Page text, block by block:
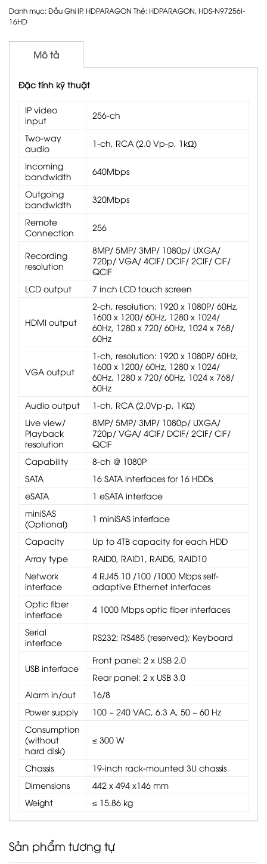
Danh mục:Đầu Ghi IP, HDPARAGON Thẻ:HDPARAGON, HDS-N97256I-
16HD
Mô tả
Đặc tính kỹ thuật
IP video
input
256-ch
Two-way
audio
1-ch, RCA (2.0 Vp-p, 1kΩ)
Incoming
bandwidth
640Mbps
Outgoing
bandwidth
320Mbps
Remote
Connection
256
Recording
resolution
8MP/ 5MP/ 3MP/ 1080p/ UXGA/
720p/ VGA/ 4CIF/ DCIF/ 2CIF/ CIF/
QCIF
LCD output
7 inch LCD touch screen
HDMI output
2-ch, resolution: 1920 x 1080P/ 60Hz,
1600 x 1200/ 60Hz, 1280 x 1024/
60Hz, 1280 x 720/ 60Hz, 1024 x 768/
60Hz
VGA output
1-ch, resolution: 1920 x 1080P/ 60Hz,
1600 x 1200/ 60Hz, 1280 x 1024/
60Hz, 1280 x 720/ 60Hz, 1024 x 768/
60Hz
Audio output
1-ch, RCA (2.0Vp-p, 1KΩ)
Live view/
Playback
resolution
8MP/ 5MP/ 3MP/ 1080p/ UXGA/
720p/ VGA/ 4CIF/ DCIF/ 2CIF/ CIF/
QCIF
Capability
8-ch @ 1080P
SATA
16 SATA interfaces for 16 HDDs
eSATA
1 eSATA interface
miniSAS
(Optional)
1 miniSAS interface
Capacity
Up to 4TB capacity for each HDD
Array type
RAID0, RAID1, RAID5, RAID10
Network
interface
4 RJ45 10 /100 /1000 Mbps self-
adaptive Ethernet interfaces
Optic fiber
interface
4 1000 Mbps optic fiber interfaces
Serial
interface
RS232; RS485 (reserved); Keyboard
USB interface
Front panel: 2 x USB 2.0
Rear panel: 2 x USB 3.0
Alarm in/out
16/8
Power supply
100 ~ 240 VAC, 6.3 A, 50 ~ 60 Hz
Consumption
(without
hard disk)
≤ 300 W
Chassis
19-inch rack-mounted 3U chassis
Dimensions
442 x 494 x146 mm
Weight
≤ 15.86 kg
Sản phẩm tương tự